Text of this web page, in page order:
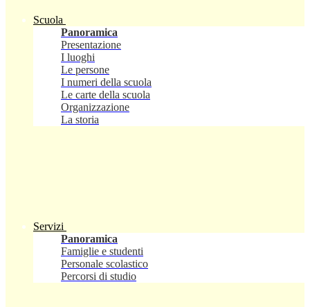
Scuola
Panoramica
Presentazione
I luoghi
Le persone
I numeri della scuola
Le carte della scuola
Organizzazione
La storia
Servizi
Panoramica
Famiglie e studenti
Personale scolastico
Percorsi di studio